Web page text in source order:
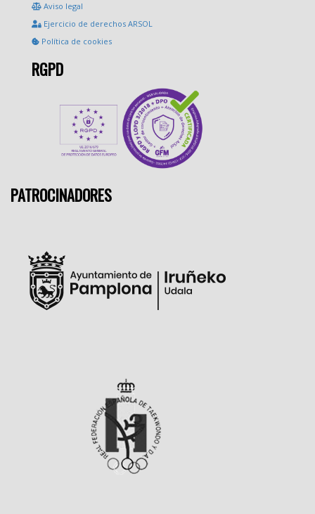
Aviso legal
Ejercicio de derechos ARSOL
Política de cookies
RGPD
PATROCINADORES